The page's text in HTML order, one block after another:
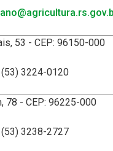
53 - CEP: 96150-000
3224-0120
78 - CEP: 96225-000
3238-2727